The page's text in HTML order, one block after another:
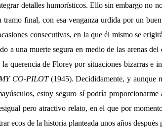
detalles humorísticos. Ello sin embargo no
tramo final, con esa venganza urdida por un
consecutivas, en la que él mismo se
a una muerte segura en medio de las arenas del
la querencia de Florey por situaciones bizarras e
CO-PILOT (1945). Decididamente, y aunque
estoy seguro sí podría proporcionarme
pero atractivo relato, en el que por
ecos de la historia planteada unos años